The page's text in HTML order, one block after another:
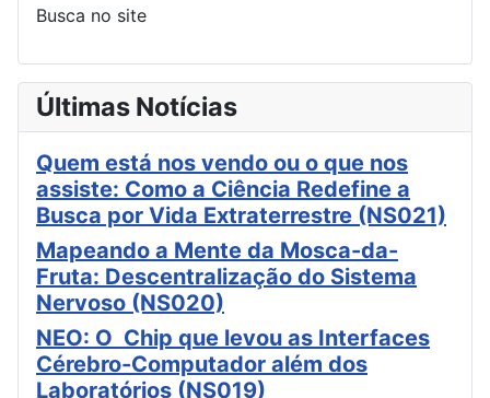
Busca no site
Últimas Notícias
Quem está nos vendo ou o que nos
assiste: Como a Ciência Redefine a
Busca por Vida Extraterrestre (NS021)
Mapeando a Mente da Mosca-da-
Fruta: Descentralização do Sistema
Nervoso (NS020)
NEO: O Chip que levou as Interfaces
Cérebro-Computador além dos
Laboratórios (NS019)